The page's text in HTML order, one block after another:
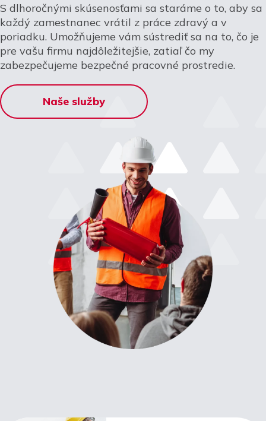
S dlhoročnými skúsenosťami sa staráme o to, aby sa
každý zamestnanec vrátil z práce zdravý a v
poriadku. Umožňujeme vám sústrediť sa na to, čo je
pre vašu firmu najdôležitejšie, zatiaľ čo my
zabezpečujeme bezpečné pracovné prostredie.
Naše služby